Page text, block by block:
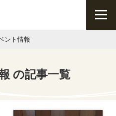
ント情報
の記事一覧